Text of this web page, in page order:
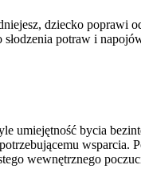
dziecko poprawi
potraw i
umiejętność bycia
wsparcia.
wewnętrznego